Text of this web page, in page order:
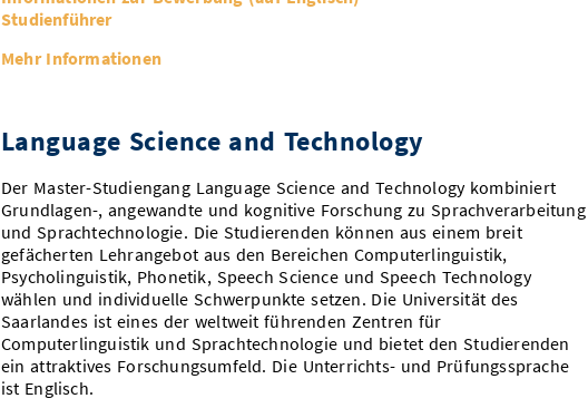
Studienführer
Mehr Informationen
Language Science and Technology
Der Master-Studiengang Language Science and Technology kombiniert
Grundlagen-, angewandte und kognitive Forschung zu Sprachverarbeitung
und Sprachtechnologie. Die Studierenden können aus einem breit
gefächerten Lehrangebot aus den Bereichen Computerlinguistik,
Psycholinguistik, Phonetik, Speech Science und Speech Technology
wählen und individuelle Schwerpunkte setzen. Die Universität des
Saarlandes ist eines der weltweit führenden Zentren für
Computerlinguistik und Sprachtechnologie und bietet den Studierenden
ein attraktives Forschungsumfeld. Die Unterrichts- und Prüfungssprache
ist Englisch.